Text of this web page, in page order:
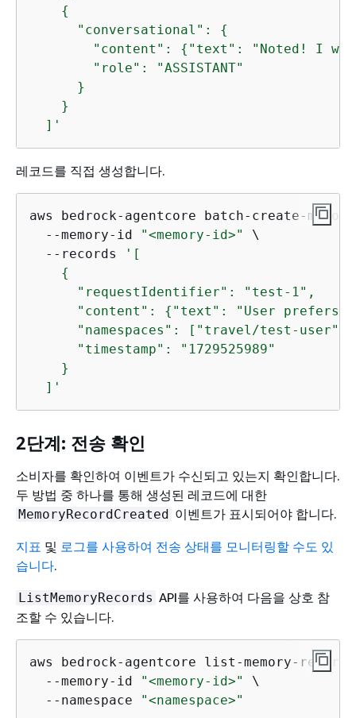
{
      "conversational":
{
        "content":
{ "text": "Noted! I will
        "role": "ASSISTANT"
      }
    }
  ]'
레코드를 직접 생성합니다.
aws bedrock-agentcore batch-create-
  --memory-id
"<memory-id>"
\
  --records
'[
{
      "requestIdentifier": "test-1",
      "content":
{ "text": "User prefers
      "namespaces": ["travel/test-user"],
      "timestamp": "1729525989"
    }
  ]'
2단계: 전송 확인
소비자를 확인하여 이벤트가 수신되고 있는지 확인합니다.
두 방법 중 하나를 통해 생성된 레코드에 대한
MemoryRecordCreated 이벤트가 표시되어야 합니다.
지표 및 로그를 사용하여 전송 상태를 모니터링할 수도 있
습니다.
ListMemoryRecords API를 사용하여 다음을 상호 참
조할 수 있습니다.
aws bedrock-agentcore list-memory-
  --memory-id
"<memory-id>"
\
  --namespace
"<namespace>"